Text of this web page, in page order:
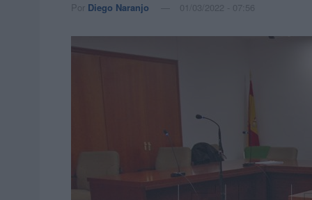
Por Diego Naranjo 01/03/2022 - 07:56